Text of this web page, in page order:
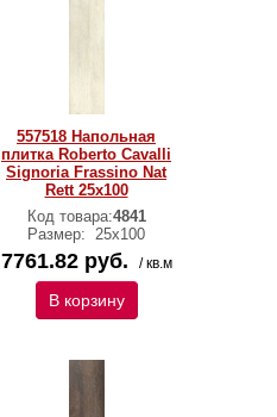
557518 Напольная
плитка Roberto Cavalli
Signoria Frassino Nat
Rett 25x100
Код товара:4841
Размер: 25x100
7761.82 руб. / кв.м
В корзину